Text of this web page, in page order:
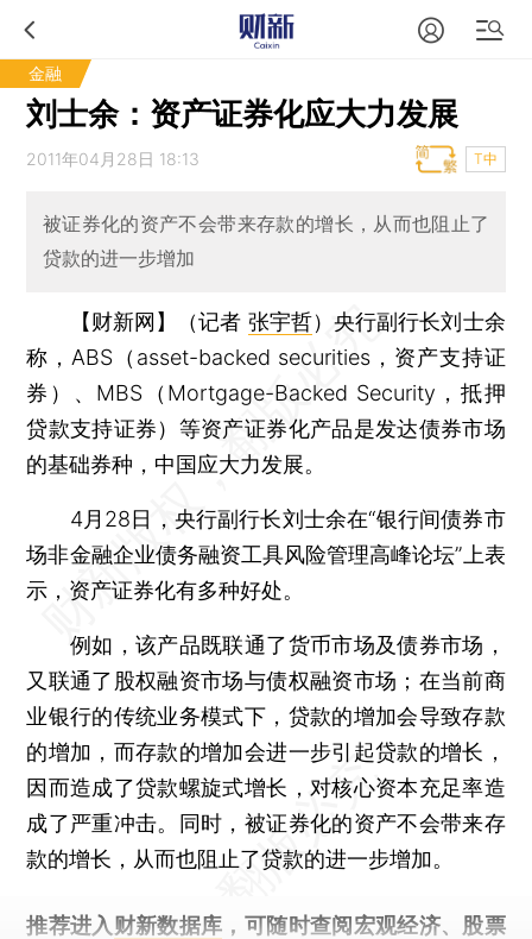
金融
刘士余：资产证券化应大力发展
2011年04月28日 18:13 T中
被证券化的资产不会带来存款的增长，从而也阻止了
贷款的进一步增加
【财新网】（记者 张宇哲） 央行副行长刘士余
称，ABS（asset-backed securities，资产支持证
券）、MBS（Mortgage-Backed Security，抵押
贷款支持证券）等资产证券化产品是发达债券市场
的基础券种，中国应大力发展。
4月28日，央行副行长刘士余在“银行间债券市
场非金融企业债务融资工具风险管理高峰论坛”上表
示，资产证券化有多种好处。
例如，该产品既联通了货币市场及债券市场，
又联通了股权融资市场与债权融资市场；在当前商
业银行的传统业务模式下，贷款的增加会导致存款
的增加，而存款的增加会进一步引起贷款的增长，
因而造成了贷款螺旋式增长，对核心资本充足率造
成了严重冲击。同时，被证券化的资产不会带来存
款的增长，从而也阻止了贷款的进一步增加。
推荐进入 财新数据库 ，可随时查阅宏观经济、股票